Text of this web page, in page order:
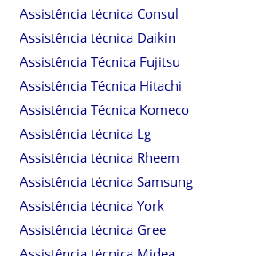
Assistência técnica Consul
Assistência técnica Daikin
Assistência Técnica Fujitsu
Assistência Técnica Hitachi
Assistência Técnica Komeco
Assistência técnica Lg
Assistência técnica Rheem
Assistência técnica Samsung
Assistência técnica York
Assistência técnica Gree